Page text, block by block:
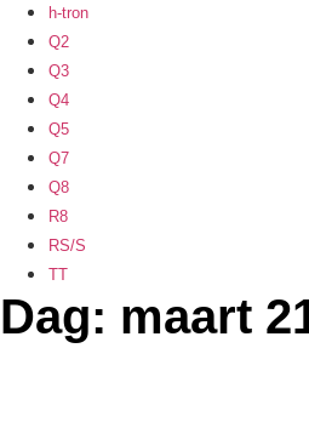
h-tron
Q2
Q3
Q4
Q5
Q7
Q8
R8
RS/S
TT
Dag: maart